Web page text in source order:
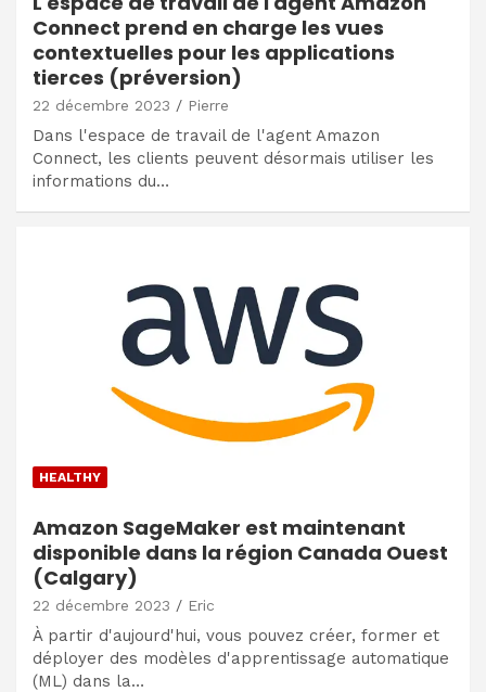
Connect prend en charge les vues
contextuelles pour les applications
tierces (préversion)
22 décembre 2023 Pierre
Dans l'espace de travail de l'agent Amazon
Connect, les clients peuvent désormais utiliser les
informations du…
HEALTHY
Amazon SageMaker est maintenant
disponible dans la région Canada Ouest
(Calgary)
22 décembre 2023 Eric
À partir d'aujourd'hui, vous pouvez créer, former et
déployer des modèles d'apprentissage automatique
(ML) dans la…